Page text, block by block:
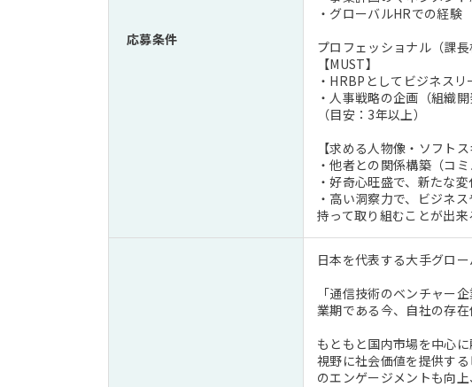
応募条件
・グローバルHRでの経験
プロフェッショナル（課
【MUST】
・HRBPとしてビジネス
・人事戦略の企画（組織
（目安：3年以上）
【求める人物像・ソフトス
・他者との関係構築（コ
・好奇心旺盛で、新たな
・高い洞察力で、ビジネ
持って取り組むことが出来
日本を代表する大手グロ
「通信技術のベンチャー
業期である今、自社の存
もともと国内市場を中心
視野に社会価値を提供す
のエンゲージメントも向